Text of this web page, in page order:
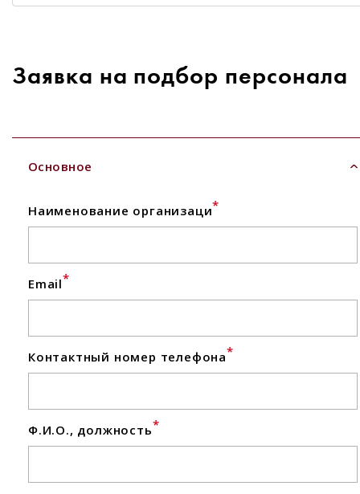
Заявка на подбор персонала
Основное
Наименование организаци*
Email*
Контактный номер телефона*
Ф.И.О., должность*